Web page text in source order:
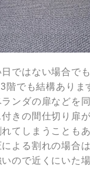
ではない場合で
階でも結構ありま
ンダの扉などを
きの間仕切り扉
てしまうことも
よる割れの場合
ので近くにいた